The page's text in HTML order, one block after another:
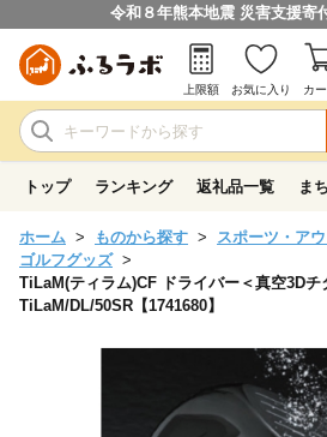
令和８年熊本地震 災害支援寄
上限額 お気に入り カ
トップ ランキング 返礼品一覧 ま
ホーム ものから探す
スポーツ・ア
ゴルフグッズ
TiLaM(ティラム)CF ドライバー＜真空3D
TiLaM/DL/50SR【1741680】